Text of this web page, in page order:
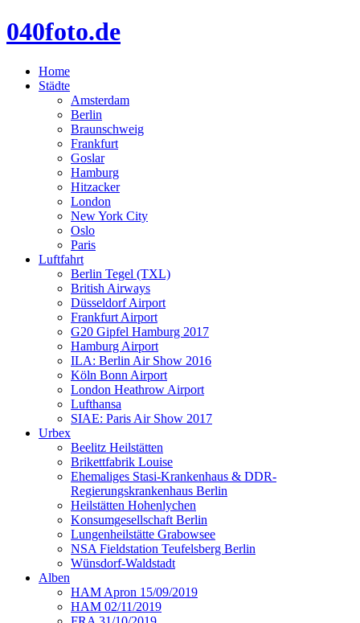
040foto.de
Home
Städte
Amsterdam
Berlin
Braunschweig
Frankfurt
Goslar
Hamburg
Hitzacker
London
New York City
Oslo
Paris
Luftfahrt
Berlin Tegel (TXL)
British Airways
Düsseldorf Airport
Frankfurt Airport
G20 Gipfel Hamburg 2017
Hamburg Airport
ILA: Berlin Air Show 2016
Köln Bonn Airport
London Heathrow Airport
Lufthansa
SIAE: Paris Air Show 2017
Urbex
Beelitz Heilstätten
Brikettfabrik Louise
Ehemaliges Stasi-Krankenhaus & DDR-
Regierungskrankenhaus Berlin
Heilstätten Hohenlychen
Konsumgesellschaft Berlin
Lungenheilstätte Grabowsee
NSA Fieldstation Teufelsberg Berlin
Wünsdorf-Waldstadt
Alben
HAM Apron 15/09/2019
HAM 02/11/2019